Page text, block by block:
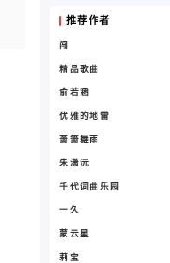
推荐作者
闯
精品歌曲
俞若涵
优雅的地雷
萧箫舞雨
朱潇沅
千代词曲乐园
一久
蒙云星
莉宝